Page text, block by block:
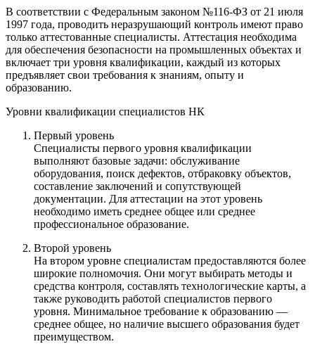
В соответствии с Федеральным законом №116-ФЗ от 21 июля
1997 года, проводить неразрушающий контроль имеют право
только аттестованные специалисты. Аттестация необходима
для обеспечения безопасности на промышленных объектах и
включает три уровня квалификации, каждый из которых
предъявляет свои требования к знаниям, опыту и
образованию.
Уровни квалификации специалистов НК
Первый уровень
Специалисты первого уровня квалификации
выполняют базовые задачи: обслуживание
оборудования, поиск дефектов, отбраковку объектов,
составление заключений и сопутствующей
документации. Для аттестации на этот уровень
необходимо иметь среднее общее или среднее
профессиональное образование.
Второй уровень
На втором уровне специалистам предоставляются более
широкие полномочия. Они могут выбирать методы и
средства контроля, составлять технологические карты, а
также руководить работой специалистов первого
уровня. Минимальное требование к образованию —
среднее общее, но наличие высшего образования будет
преимуществом.